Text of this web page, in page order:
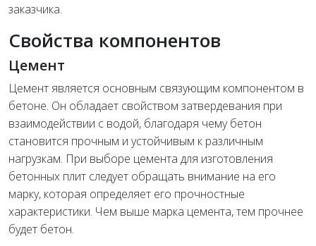
заказчика.
Свойства компонентов
Цемент
Цемент является основным связующим компонентом в
бетоне. Он обладает свойством затвердевания при
взаимодействии с водой, благодаря чему бетон
становится прочным и устойчивым к различным
нагрузкам. При выборе цемента для изготовления
бетонных плит следует обращать внимание на его
марку, которая определяет его прочностные
характеристики. Чем выше марка цемента, тем прочнее
будет бетон.